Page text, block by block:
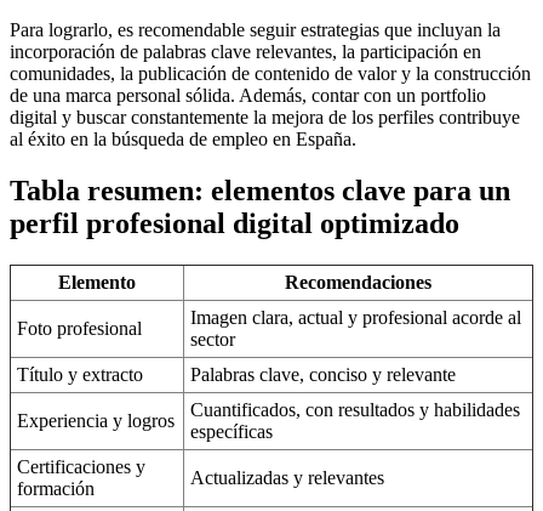
Para lograrlo, es recomendable seguir estrategias que incluyan la
incorporación de palabras clave relevantes, la participación en
comunidades, la publicación de contenido de valor y la construcción
de una marca personal sólida. Además, contar con un portfolio
digital y buscar constantemente la mejora de los perfiles contribuye
al éxito en la búsqueda de empleo en España.
Tabla resumen: elementos clave para un
perfil profesional digital optimizado
Elemento Recomendaciones
Foto profesional
Imagen clara, actual y profesional acorde al
sector
Título y extracto
Palabras clave, conciso y relevante
Experiencia y logros
Cuantificados, con resultados y habilidades
específicas
Certificaciones y
formación
Actualizadas y relevantes